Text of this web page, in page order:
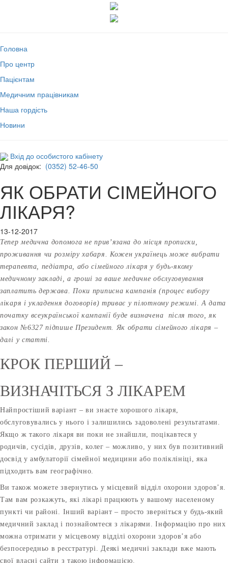
Головна
Про центр
Пацієнтам
Медичним працівникам
Наша гордість
Новини
Вхід до особистого кабінету
Для довідок: (0352) 52-46-50
ЯК ОБРАТИ СІМЕЙНОГО
ЛІКАРЯ?
13-12-2017
Тепер медична допомога не прив’язана до місця прописки,
проживання чи розміру хабаря. Кожен українець може вибрати
терапевта, педіатра, або сімейного лікаря у будь-якому
медичному закладі, а гроші за ваше медичне обслуговування
заплатить держава. Поки приписна кампанія (процес вибору
лікаря і укладення договорів) триває у пілотному режимі. А дата
початку всеукраїнської кампанії буде визначена після того, як
закон №6327 підпише Президент. Як обрати сімейного лікаря –
далі у статті.
КРОК ПЕРШИЙ –
ВИЗНАЧІТЬСЯ З ЛІКАРЕМ
Найпростіший варіант – ви знаєте хорошого лікаря,
обслуговувались у нього і залишились задоволені результатами.
Якщо ж такого лікаря ви поки не знайшли, поцікавтеся у
родичів, сусідів, друзів, колег – можливо, у них був позитивний
досвід у амбулаторії сімейної медицини або поліклініці, яка
підходить вам географічно.
Ви також можете звернутись у місцевий відділ охорони здоров’я.
Там вам розкажуть, які лікарі працюють у вашому населеному
пункті чи районі. Інший варіант – просто зверніться у будь-який
медичний заклад і познайомтеся з лікарями. Інформацію про них
можна отримати у місцевому відділі охорони здоров’я або
безпосередньо в реєстратурі. Деякі медичні заклади вже мають
свої власні сайти з такою інформацією.